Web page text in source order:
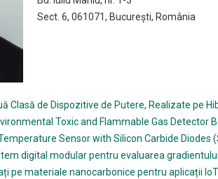
Sect. 6, 061071, București, România
Clasă de Dispozitive de Putere, Realizate pe
Toxic and Flammable Gas Detector
Sensor with Silicon Carbide Diodes
digital modular pentru evaluarea
pe materiale nanocarbonice pentru aplicații